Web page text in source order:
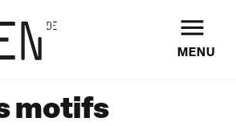

MENU
motifs